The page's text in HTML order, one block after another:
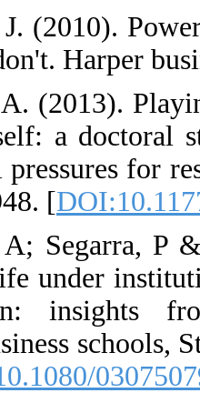
36. Pfeffer, J.
and others
37. Prasad, A.
to lose myself:
institutional
20(6) 936-948. [
38. Prasad, A;
Academic life
Mexican
44:9 [